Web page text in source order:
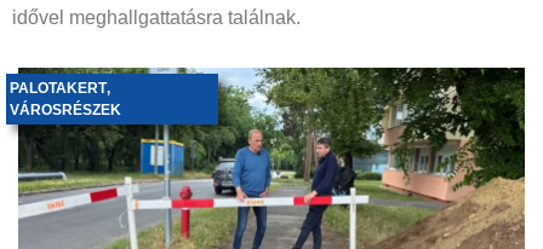
idővel meghallgattatásra találnak.
PALOTAKERT,
VÁROSRÉSZEK